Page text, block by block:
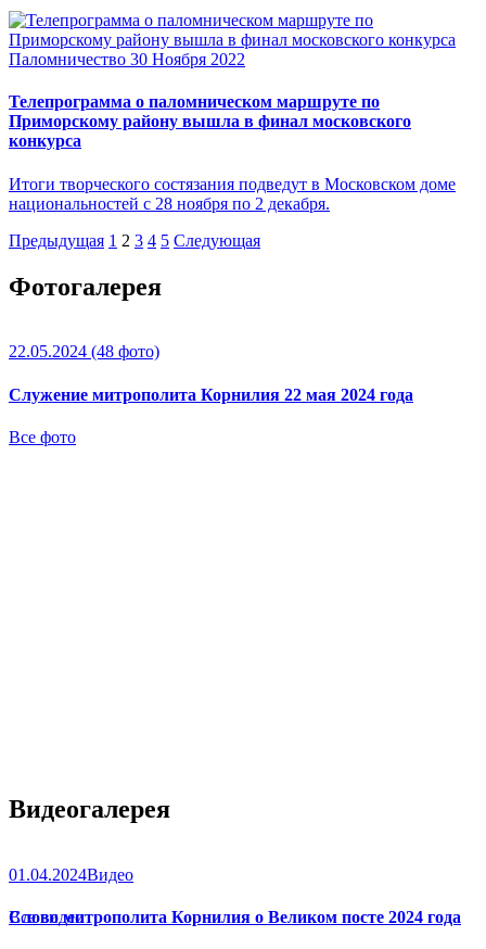
Паломничество 30 Ноября 2022
Телепрограмма о паломническом маршруте по
Приморскому району вышла в финал московского
конкурса
Итоги творческого состязания подведут в Московском доме
национальностей с 28 ноября по 2 декабря.
Предыдущая 1 2 3 4 5 Следующая
Фотогалерея
22.05.2024 (48 фото)
Служение митрополита Корнилия 22 мая 2024 года
Все фото
Видеогалерея
01.04.2024Видео
Слово митрополита Корнилия о Великом посте 2024 года
Все видео